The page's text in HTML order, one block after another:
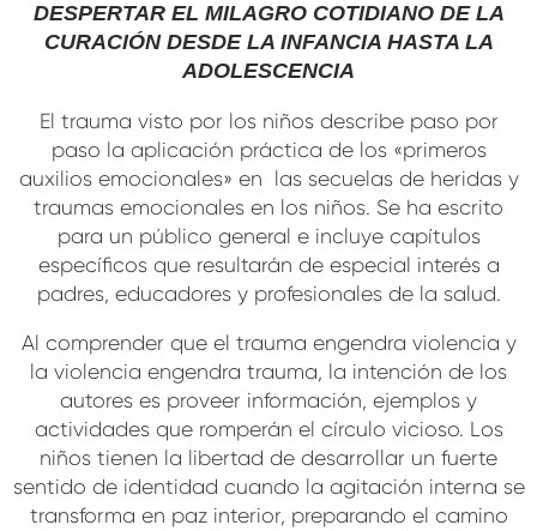
DESPERTAR EL MILAGRO COTIDIANO DE LA
CURACIÓN DESDE LA INFANCIA HASTA LA
ADOLESCENCIA
El trauma visto por los niños describe paso por
paso la aplicación práctica de los «primeros
auxilios emocionales» en las secuelas de heridas y
traumas emocionales en los niños. Se ha escrito
para un público general e incluye capítulos
específicos que resultarán de especial interés a
padres, educadores y profesionales de la salud.
Al comprender que el trauma engendra violencia y
la violencia engendra trauma, la intención de los
autores es proveer información, ejemplos y
actividades que romperán el círculo vicioso. Los
niños tienen la libertad de desarrollar un fuerte
sentido de identidad cuando la agitación interna se
transforma en paz interior, preparando el camino